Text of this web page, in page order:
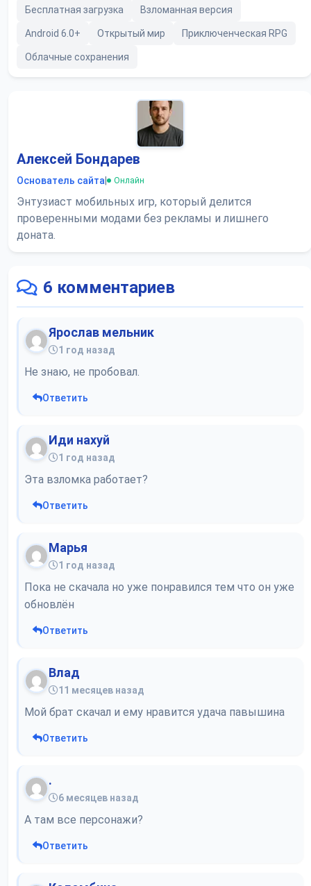
Бесплатная загрузка Взломанная версия
Android 6.0+ Открытый мир Приключенческая RPG
Облачные сохранения
Алексей Бондарев
Основатель сайта Онлайн
Энтузиаст мобильных игр, который делится
проверенными модами без рекламы и лишнего
доната.
6 комментариев
Ярослав мельник
1 год назад
Не знаю, не пробовал.
Ответить
Иди нахуй
1 год назад
Эта взломка работает?
Ответить
Марья
1 год назад
Пока не скачала но уже понравился тем что он уже
обновлён
Ответить
Влад
11 месяцев назад
Мой брат скачал и ему нравится удача павышина
Ответить
.
6 месяцев назад
А там все персонажи?
Ответить